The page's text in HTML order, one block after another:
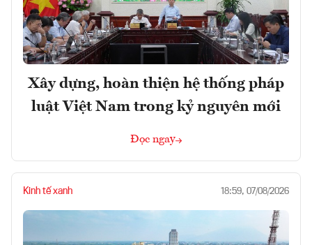
Xây dựng, hoàn thiện hệ thống pháp
luật Việt Nam trong kỷ nguyên mới
Đọc ngay
Kinh tế xanh 18:59, 07/08/2026